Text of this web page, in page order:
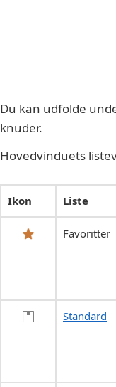
Du kan udfolde
knuder.
Hovedvinduets
Ikon Liste
Favoritter
Standard